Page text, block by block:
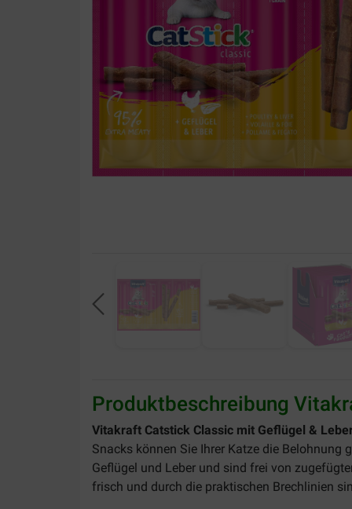
Produktbeschreibung
Vitakraft Catstick Classic mit Geflügel &
Snacks können Sie Ihrer Katze die Belohnung
Geflügel und Leber und sind frei von
frisch und durch die praktischen Brechlinien